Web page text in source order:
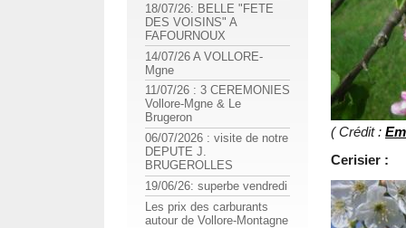
( Crédit :
Cerisier :
18/07/26: BELLE "FETE
DES VOISINS" A
FAFOURNOUX
14/07/26 A VOLLORE-
Mgne
11/07/26 : 3 CEREMONIES
Vollore-Mgne & Le
Brugeron
06/07/2026 : visite de notre
DEPUTE J.
BRUGEROLLES
19/06/26: superbe vendredi
Les prix des carburants
autour de Vollore-Montagne